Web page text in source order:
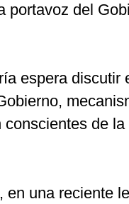
portavoz del
espera discutir
de
en una reciente